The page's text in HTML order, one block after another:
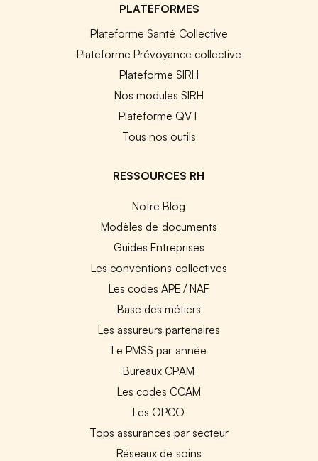
PLATEFORMES
Plateforme Santé Collective
Plateforme Prévoyance collective
Plateforme SIRH
Nos modules SIRH
Plateforme QVT
Tous nos outils
RESSOURCES RH
Notre Blog
Modèles de documents
Guides Entreprises
Les conventions collectives
Les codes APE / NAF
Base des métiers
Les assureurs partenaires
Le PMSS par année
Bureaux CPAM
Les codes CCAM
Les OPCO
Tops assurances par secteur
Réseaux de soins